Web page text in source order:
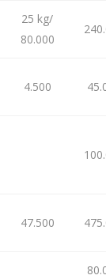
25 kg/
80.000
4.500
47.500